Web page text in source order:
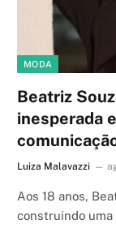
MODA
Beatriz
inesperada
Luiza Malavazzi
Aos 18 anos,
construindo